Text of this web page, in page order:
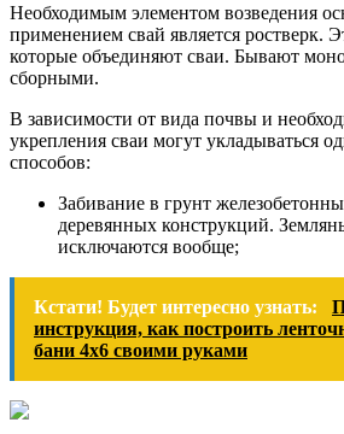
Необходимым элементом возведения
применением свай является ростверк.
которые объединяют сваи. Бывают
сборными.
В зависимости от вида почвы и
укрепления сваи могут укладываться
способов:
Забивание в грунт
деревянных конструкций.
исключаются вообще;
Кстати! Будет интересно узнать:
инструкция, как построить
бани 4х6 своими руками